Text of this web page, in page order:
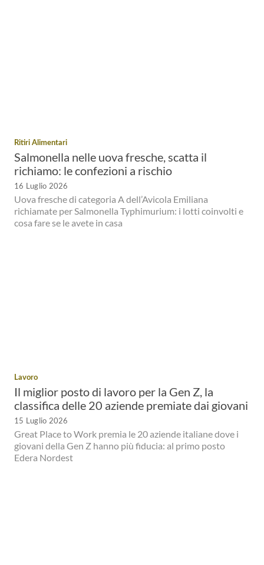
Ritiri Alimentari
Salmonella nelle uova fresche, scatta il
richiamo: le confezioni a rischio
16 Luglio 2026
Uova fresche di categoria A dell’Avicola Emiliana
richiamate per Salmonella Typhimurium: i lotti coinvolti e
cosa fare se le avete in casa
Lavoro
Il miglior posto di lavoro per la Gen Z, la
classifica delle 20 aziende premiate dai giovani
15 Luglio 2026
Great Place to Work premia le 20 aziende italiane dove i
giovani della Gen Z hanno più fiducia: al primo posto
Edera Nordest